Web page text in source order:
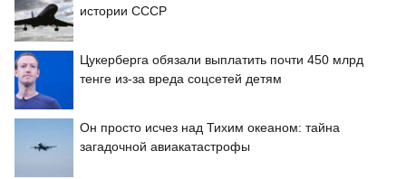
истории СССР
Цукерберга обязали выплатить почти 450 млрд
тенге из-за вреда соцсетей детям
Он просто исчез над Тихим океаном: тайна
загадочной авиакатастрофы